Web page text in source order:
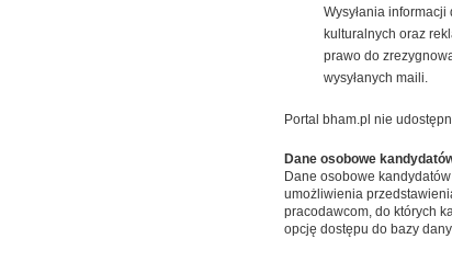
Wysyłania
kulturalnych oraz
prawo do
wysyłanych maili.
Portal bham.pl nie
Dane osobowe
Dane osobowe
umożliwienia
pracodawcom, do których
opcję dostępu do bazy